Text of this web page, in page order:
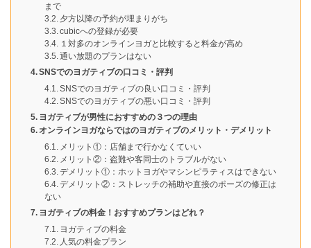
まで
夕方以降の予約が埋まりがち
cubicへの登録が必要
１対多のオンラインヨガと比較すると料金が高め
通い放題のプランはない
SNSでのヨガティブの口コミ・評判
SNSでのヨガティブの良い口コミ・評判
SNSでのヨガティブの悪い口コミ・評判
ヨガティブが男性におすすめの３つの理由
オンラインヨガならではのヨガティブのメリット・デメリット
メリット①：店舗まで行かなくていい
メリット②：盗難や客同士のトラブルがない
デメリット①：ホットヨガやマシンピラティスはできない
デメリット②：ストレッチの補助や直接のポーズの修正は
ない
ヨガティブの料金！おすすめプランはどれ？
ヨガティブの料金
人気の料金プラン